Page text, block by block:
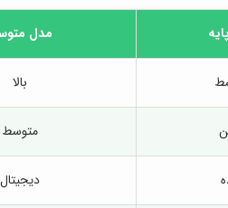
مدل
بالا
متوسط
دیجیتال